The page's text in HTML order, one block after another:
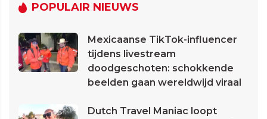
POPULAIR NIEUWS
Mexicaanse TikTok-influencer
tijdens livestream
doodgeschoten: schokkende
beelden gaan wereldwijd viraal
Dutch Travel Maniac loopt